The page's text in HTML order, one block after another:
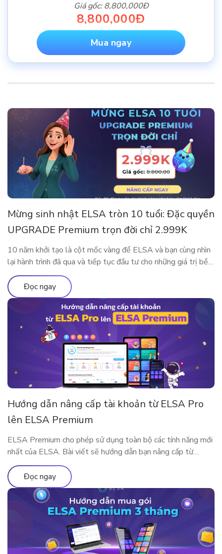
Giá gốc: 8,800,000Đ
8,800,000Đ
Mua ngay
Mừng sinh nhật ELSA tròn 10 tuổi: Đặc quyền
UPGRADE Premium trọn đời chỉ 2.999K
10 năm khởi tạo là cột mốc vàng để ELSA và bạn cùng nhìn
lại hành trình đã qua và tiếp tục đầu tư cho những giá trị bền
vững. Nhân dịp kỷ niệm sinh nhật thập kỷ rực rỡ, ELSA
Speak mang đến đặc quyền nâng cấp lớn nhất từ trước đến
nay, dành […]
Đọc ngay
Hướng dẫn nâng cấp tài khoản từ ELSA Pro
lên ELSA Premium
ELSA Premium cho phép sử dụng toàn bộ các tính năng mới
nhất của ELSA. Bài viết sẽ hướng dẫn bạn nâng cấp từ
ELSA Pro lên ELSA Premium nhé!
Đọc ngay